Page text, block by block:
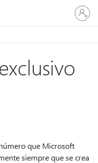
Iniciar
sesión
en
cuenta
que Microsoft
siempre que se crea